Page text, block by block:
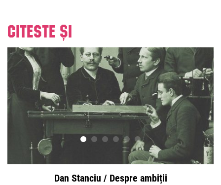
Citeste și
Dan Stanciu / Despre ambiții